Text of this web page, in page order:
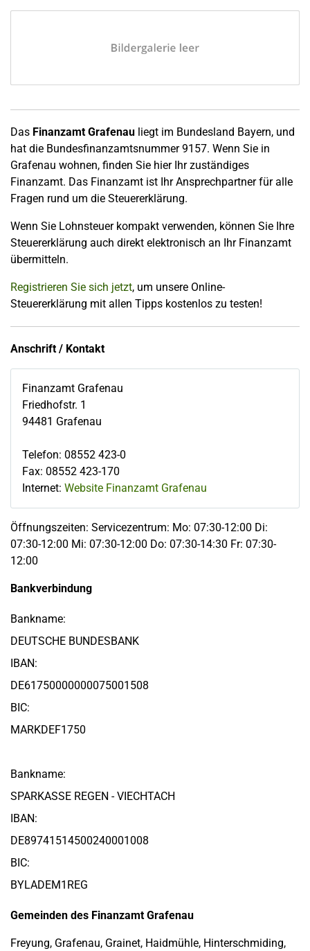
Das Finanzamt Grafenau liegt im Bundesland Bayern, und
hat die Bundesfinanzamtsnummer 9157. Wenn Sie in
Grafenau wohnen, finden Sie hier Ihr zuständiges
Finanzamt. Das Finanzamt ist Ihr Ansprechpartner für alle
Fragen rund um die Steuererklärung.
Wenn Sie Lohnsteuer kompakt verwenden, können Sie Ihre
Steuererklärung auch direkt elektronisch an Ihr Finanzamt
übermitteln.
Registrieren Sie sich jetzt, um unsere Online-
Steuererklärung mit allen Tipps kostenlos zu testen!
Anschrift / Kontakt
Finanzamt Grafenau
Friedhofstr. 1
94481 Grafenau
Telefon: 08552 423-0
Fax: 08552 423-170
Internet: Website Finanzamt Grafenau
Öffnungszeiten: Servicezentrum: Mo: 07:30-12:00 Di:
07:30-12:00 Mi: 07:30-12:00 Do: 07:30-14:30 Fr: 07:30-
12:00
Bankverbindung
Bankname:
DEUTSCHE BUNDESBANK
IBAN:
DE61750000000075001508
BIC:
MARKDEF1750
Bankname:
SPARKASSE REGEN - VIECHTACH
IBAN:
DE89741514500240001008
BIC:
BYLADEM1REG
Gemeinden des Finanzamt Grafenau
Freyung, Grafenau, Grainet, Haidmühle, Hinterschmiding,